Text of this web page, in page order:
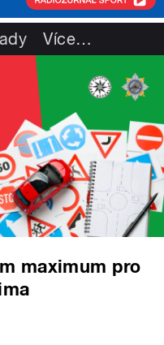
Více…
maximum pro